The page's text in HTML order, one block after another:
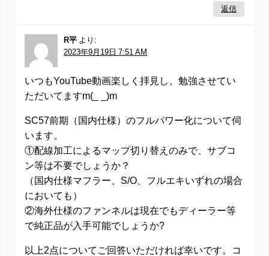
返信
R平 より:
2023年9月19日 7:51 AM
いつもYouTube動画楽しく拝見し、勉強させてい
ただいてますm(_ _)m
SC57前期（国内仕様）のフルパワー化について伺
います。
①配線加工によるマップ切り替えのみで、サブコ
ン等は不要でしょうか？
（国内仕様マフラー、S/O、フルエキいずれの場合
においても）
②海外仕様のファンネルは現在でもディーラー等
で純正品が入手可能でしょうか?
以上2点についてご回答いただければ幸いです。コ